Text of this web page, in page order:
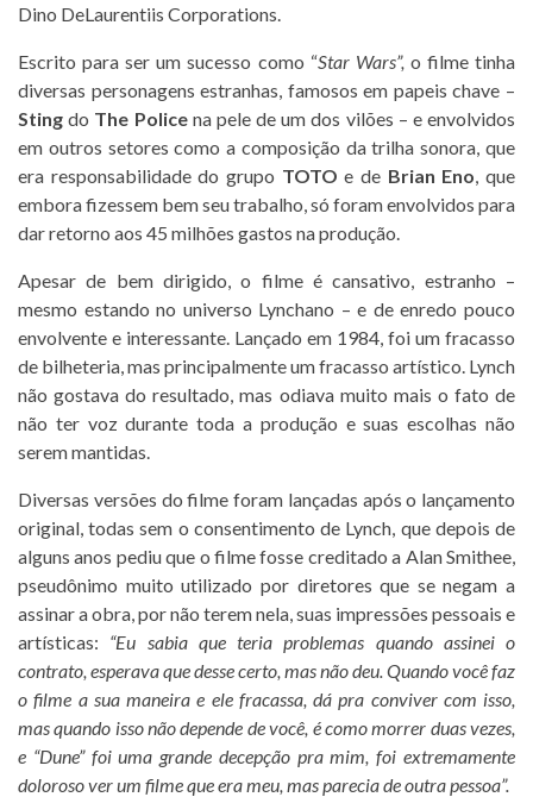
Dino DeLaurentiis Corporations.
Escrito para ser um sucesso como “Star Wars”, o filme tinha
diversas personagens estranhas, famosos em papeis chave –
Sting do The Policena pele de um dos vilões – e envolvidos
em outros setores como a composição da trilha sonora, que
era responsabilidade do grupo TOTO e de Brian Eno, que
embora fizessem bem seu trabalho, só foram envolvidos para
dar retorno aos 45 milhões gastos na produção.
Apesar de bem dirigido, o filme é cansativo, estranho –
mesmo estando no universo Lynchano – e de enredo pouco
envolvente e interessante. Lançado em 1984, foi um fracasso
de bilheteria, mas principalmente um fracasso artístico. Lynch
não gostava do resultado, mas odiava muito mais o fato de
não ter voz durante toda a produção e suas escolhas não
serem mantidas.
Diversas versões do filme foram lançadas após o lançamento
original, todas sem o consentimento de Lynch, que depois de
alguns anos pediu que o filme fosse creditado a Alan Smithee,
pseudônimo muito utilizado por diretores que se negam a
assinar a obra, por não terem nela, suas impressões pessoais e
artísticas: “Eu sabia que teria problemas quando assinei o
contrato, esperava que desse certo, mas não deu. Quando você faz
o filme a sua maneira e ele fracassa, dá pra conviver com isso,
mas quando isso não depende de você, é como morrer duas vezes,
e “Dune” foi uma grande decepção pra mim, foi extremamente
doloroso ver um filme que era meu, mas parecia de outra pessoa”.